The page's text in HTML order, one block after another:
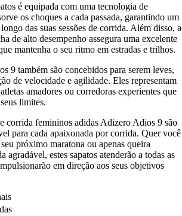
é equipada com uma tecnologia de
os choques a cada passada, garantindo um
das suas sessões de corrida. Além disso, a
de alto desempenho assegura uma excelente
mantenha o seu ritmo em estradas e trilhos.
9 também são concebidos para serem leves,
de velocidade e agilidade. Eles representam
amadores ou corredoras experientes que
limites.
corrida femininos adidas Adizero Adios 9 são
para cada apaixonada por corrida. Quer você
próximo maratona ou apenas queira
agradável, estes sapatos atenderão a todas as
em direção aos seus objetivos